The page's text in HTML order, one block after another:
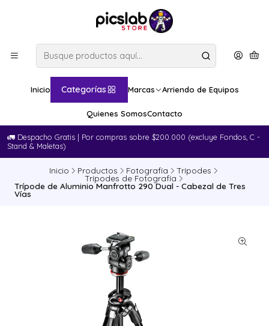
Inicio Categorías Marcas Arriendo de Equipos
Quienes SomosContacto
🚛​ Despacho Gratis | Por compras sobre $200.000 (excluye Fondos, C -
Stand & Maletas)
Inicio Productos Fotografía Trípodes
Trípodes de Fotografía
Trípode de Aluminio Manfrotto 290 Dual - Cabezal de Tres
Vías